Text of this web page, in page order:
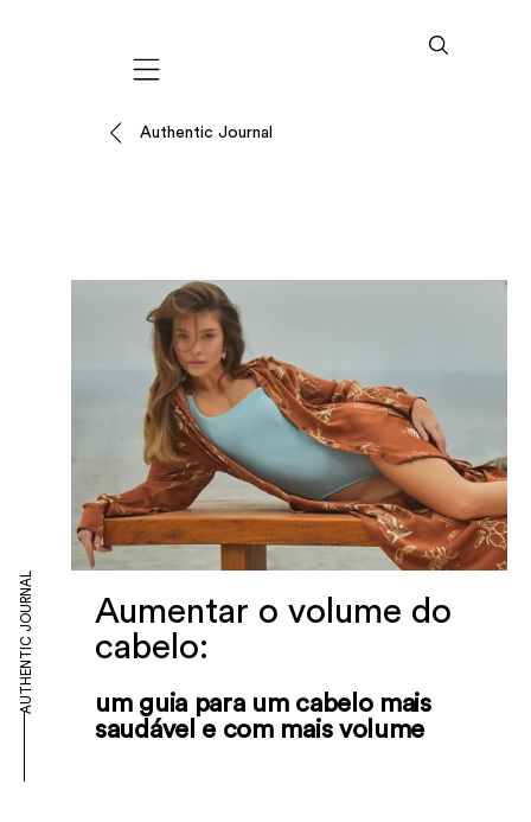
Mobile navigation
Authentic Journal
Aumentar o volume do
cabelo:
um guia para um cabelo mais
saudável e com mais volume
AUTHENTIC JOURNAL